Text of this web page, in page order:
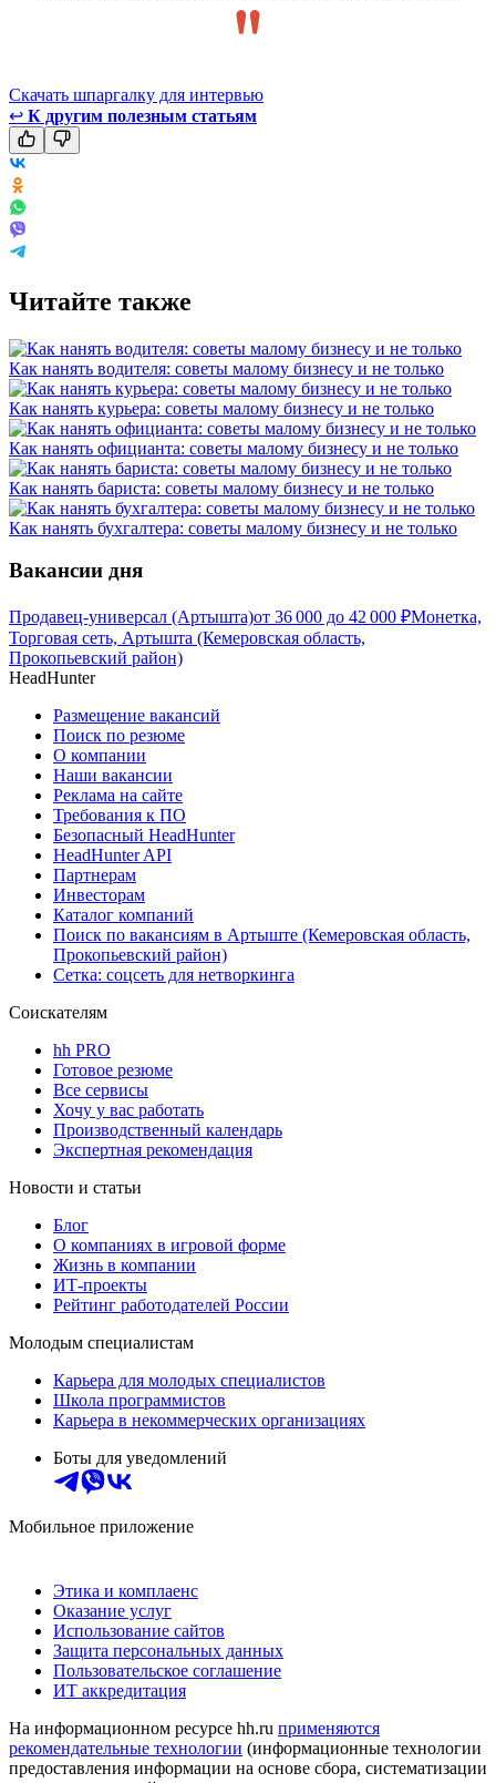
Скачать шпаргалку для интервью
↩ К другим полезным статьям
Читайте также
Как нанять водителя: советы малому бизнесу и не только
Как нанять курьера: советы малому бизнесу и не только
Как нанять официанта: советы малому бизнесу и не только
Как нанять бариста: советы малому бизнесу и не только
Как нанять бухгалтера: советы малому бизнесу и не только
Вакансии дня
Продавец-универсал (Артышта)от 36 000 до 42 000 ₽Монетка,
Торговая сеть, Артышта (Кемеровская область,
Прокопьевский район)
HeadHunter
Размещение вакансий
Поиск по резюме
О компании
Наши вакансии
Реклама на сайте
Требования к ПО
Безопасный HeadHunter
HeadHunter API
Партнерам
Инвесторам
Каталог компаний
Поиск по вакансиям в Артыште (Кемеровская область,
Прокопьевский район)
Сетка: соцсеть для нетворкинга
Соискателям
hh PRO
Готовое резюме
Все сервисы
Хочу у вас работать
Производственный календарь
Экспертная рекомендация
Новости и статьи
Блог
О компаниях в игровой форме
Жизнь в компании
ИТ-проекты
Рейтинг работодателей России
Молодым специалистам
Карьера для молодых специалистов
Школа программистов
Карьера в некоммерческих организациях
Боты для уведомлений
Мобильное приложение
Этика и комплаенс
Оказание услуг
Использование сайтов
Защита персональных данных
Пользовательское соглашение
ИТ аккредитация
На информационном ресурсе hh.ru применяются
рекомендательные технологии (информационные технологии
предоставления информации на основе сбора, систематизации